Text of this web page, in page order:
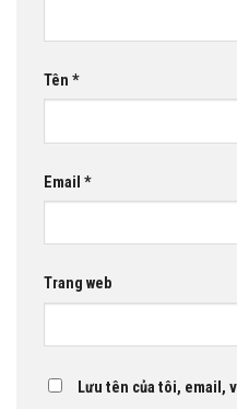
Tên *
Email *
Trang web
Lưu tên của tôi, email,